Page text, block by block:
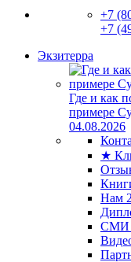
+7
+7
Экзитерра
Где и как
примере
04.08.2026
★
Нам
СМИ